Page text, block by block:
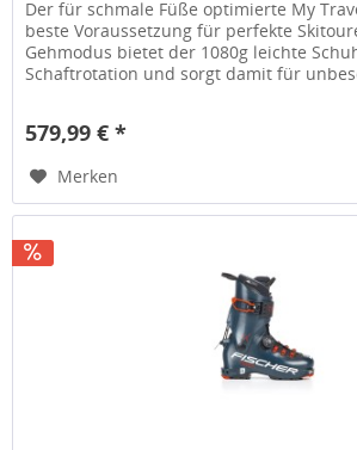
Der für schmale Füße optimierte My
beste Voraussetzung für perfekte
Gehmodus bietet der 1080g leichte
Schaftrotation und sorgt damit für
579,99 € *
Merken